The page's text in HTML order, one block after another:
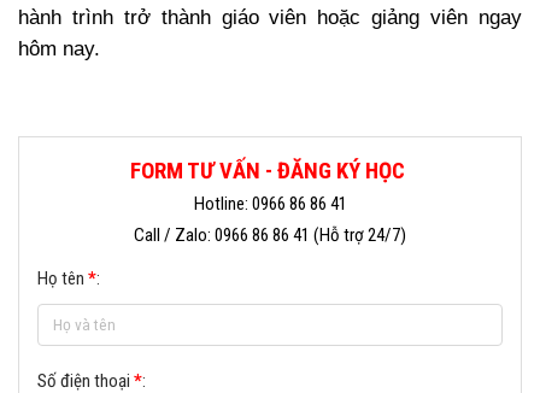
hành trình trở thành giáo viên hoặc giảng viên ngay
hôm nay.
FORM TƯ VẤN - ĐĂNG KÝ HỌC
Hotline: 0966 86 86 41
Call / Zalo: 0966 86 86 41 (Hỗ trợ 24/7)
Họ tên *:
Số điện thoại *: